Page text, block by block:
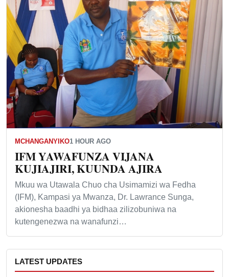
MCHANGANYIKO1 HOUR AGO
IFM YAWAFUNZA VIJANA
KUJIAJIRI, KUUNDA AJIRA
Mkuu wa Utawala Chuo cha Usimamizi wa Fedha
(IFM), Kampasi ya Mwanza, Dr. Lawrance Sunga,
akionesha baadhi ya bidhaa zilizobuniwa na
kutengenezwa na wanafunzi…
LATEST UPDATES